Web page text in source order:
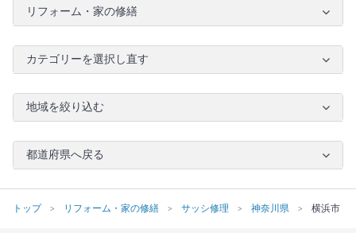
リフォーム・家の修繕
カテゴリーを選択し直す
地域を絞り込む
都道府県へ戻る
トップ リフォーム・家の修繕 サッシ修理 神奈川県 横浜市